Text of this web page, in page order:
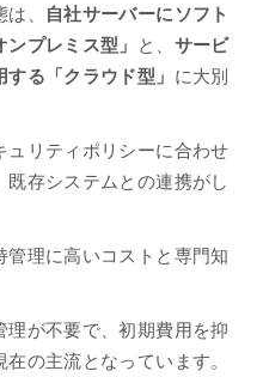
、
自社サーバーにソフト
プレミス型」
と、 サービ
る「クラウド型」 に大別
ュリティポリシーに合わせ
存システムとの連携がし
管理に高いコストと専門知
が不要で、初期費用を抑
の主流となっています。